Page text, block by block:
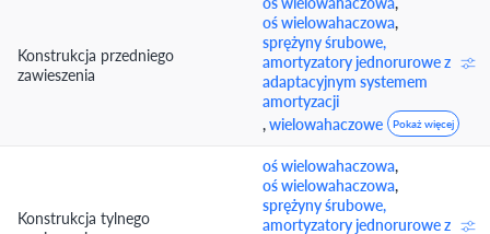
Konstrukcja przedniego
zawieszenia
oś wielowahaczowa,
sprężyny śrubowe,
amortyzatory jednorurowe z
adaptacyjnym systemem
amortyzacji
,wielowahaczowe Pokaż więcej
Konstrukcja tylnego
oś wielowahaczowa,
oś wielowahaczowa,
sprężyny śrubowe,
amortyzatory jednorurowe z